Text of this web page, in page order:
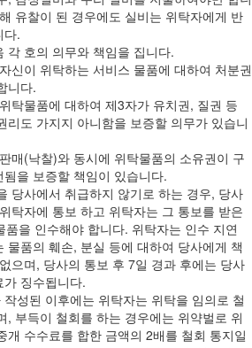
유찰이 된 경우에도 실비는 위탁자에게 반
다.
각 호의 의무와 책임을 집니다.
신이 위탁하는 서비스 물품에 대하여 처분권
니다.
탁물품에 대하여 제3자가 유치권, 질권 등
리도 가지지 아니함을 보증할 의무가 있습니
매(낙찰)와 동시에 위탁물품의 소유권이 구
을 보증할 책임이 있습니다.
당사에서 취급하지 않기로 하는 경우, 당사
탁자에 통보 하고 위탁자는 그 통보를 받은
품을 인수해야 합니다. 위탁자는 인수 지연
물품의 훼손, 분실 등에 대하여 당사에게 책
으며, 당사의 통보 후 7일 경과 후에는 당사
징수됩니다.
작성된 이후에는 위탁자는 위탁을 임의로 철
, 부득이 철회를 하는 경우에는 위약벌로 위
개 수수료를 합한 금액의 2배를 철회 통지일